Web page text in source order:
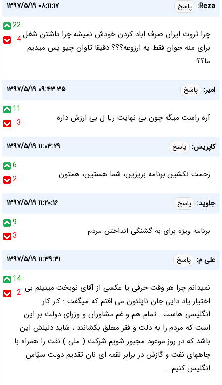
Reza: پاسخ
۱۳۹۷/۵/۱۹ ۰۸:۱۱:۱۷
22
4چرا ثروت ایران صرف اباد کردن خودش نمیشه.چرا داشتن شغل
برای منه جوان فقط یه ارزوعه؟؟؟ دقیقا تاوان چیو پس میدیم
ما؟؟
امیر: پاسخ
۱۳۹۷/۵/۱۹ ۰۹:۴۳:۳۵
11
3
آره راست میگه چون بی نهایت ریا ل بی ارزش داره.
کاپریس: پاسخ
۱۳۹۷/۵/۱۹ ۱۱:۰۳:۲۹
6
2
زحمت نکشین برنامه بریزین، شما هستین، همتون
جاوید: پاسخ
۱۳۹۷/۵/۱۹ ۱۱:۲۰:۱۶
9
3
برنامه ویژه برای به گشنگی انداختن مردم
علی م: پاسخ
۱۳۹۷/۵/۱۹ ۱۱:۳۹:۳۱
14
2 نمیدانم چرا هر وقت حرفی یا عکسی از آقای نوبخت میبینم بی
اختیار یاد دایی جان ناپلئون می افتم که میگفت : کار کار
انگلیسی هاست . تمام هم و غم مشاوران و وزرای دولت بر این
است که مردم را به ذلت و فقر مطلق بکشانند ، شاید دلیلش این
باشد که در روز موعود مجبور شویم شرکت ( ملی ) نفت را همراه با
چاههای نفت و گازش در برابر لقمه ای نان تقدیم دولت سیّاس
انگلیس کنیم ...